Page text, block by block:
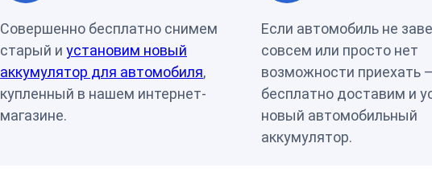
Совершенно бесплатно снимем
старый и установим новый
аккумулятор для автомобиля,
купленный в нашем интернет-
магазине.
Если автомобиль не
совсем или просто нет
возможности приехать
бесплатно доставим и
новый автомобильный
аккумулятор.